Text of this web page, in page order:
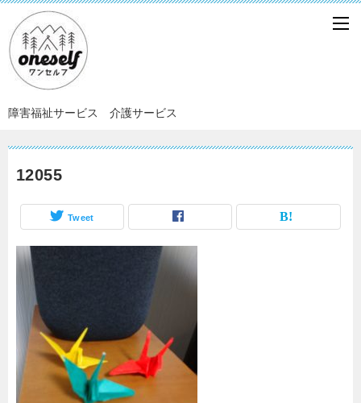
障害福祉サービス 介護サービス
12055
Tweet